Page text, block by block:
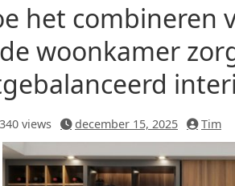
het combineren
woonkamer
340 views december 15, 2025 Tim